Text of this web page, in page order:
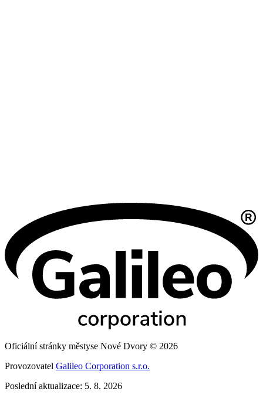
Oficiální stránky městyse Nové Dvory © 2026
Provozovatel Galileo Corporation s.r.o.
Poslední aktualizace: 5. 8. 2026